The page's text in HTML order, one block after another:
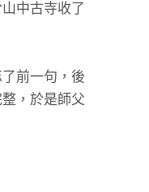
中古寺收了
前一句，後
，於是師父